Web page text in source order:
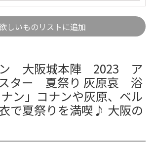
しいものリストに追加
ン 大阪城本陣 2023 ア
ター 夏祭り 灰原哀 浴
ン」コナンや灰原、ベル
で夏祭りを満喫♪ 大阪の